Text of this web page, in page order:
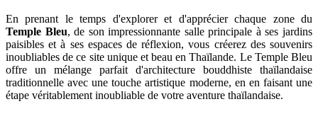
En prenant le temps d'explorer et d'apprécier chaque zone du
Temple Bleu, de son impressionnante salle principale à ses jardins
paisibles et à ses espaces de réflexion, vous créerez des souvenirs
inoubliables de ce site unique et beau en Thaïlande. Le Temple Bleu
offre un mélange parfait d'architecture bouddhiste thaïlandaise
traditionnelle avec une touche artistique moderne, en en faisant une
étape véritablement inoubliable de votre aventure thaïlandaise.